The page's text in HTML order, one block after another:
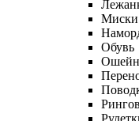
Миски
Обувь